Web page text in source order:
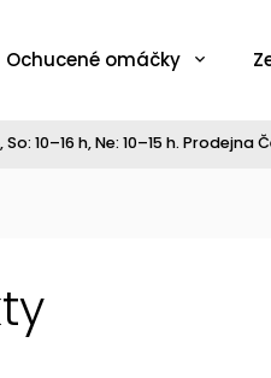
Ochucené omáčky
10–16 h, Ne: 10–15 h.